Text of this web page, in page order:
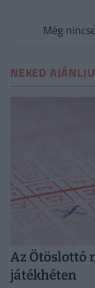
Még
NEKED
Az Ötöslottó
játékhéten